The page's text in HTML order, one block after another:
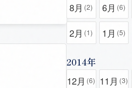
8月 (2) 6月 (6)
2月 (1) 1月 (5)
2014年
12月 (6) 11月 (3)